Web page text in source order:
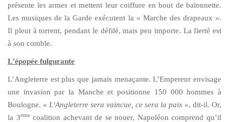
présente les armes et mettent leur coiffure en bout de baïonnette.
Les musiques de la Garde exécutent la « Marche des drapeaux ».
Il pleut à torrent, pendant le défilé, mais peu importe. La fierté est
à son comble.
L’épopée fulgurante
L’Angleterre est plus que jamais menaçante. L’Empereur envisage
une invasion par la Manche et positionne 150 000 hommes à
Boulogne. « L’Angleterre sera vaincue, ce sera la paix », dit-il. Or,
la 3emecoalition achevant de se nouer, Napoléon comprend qu’il